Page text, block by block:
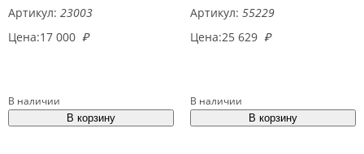
Артикул: 23003
Цена:17 000 ₽
В наличии
Артикул: 55229
Цена:25 629 ₽
В наличии